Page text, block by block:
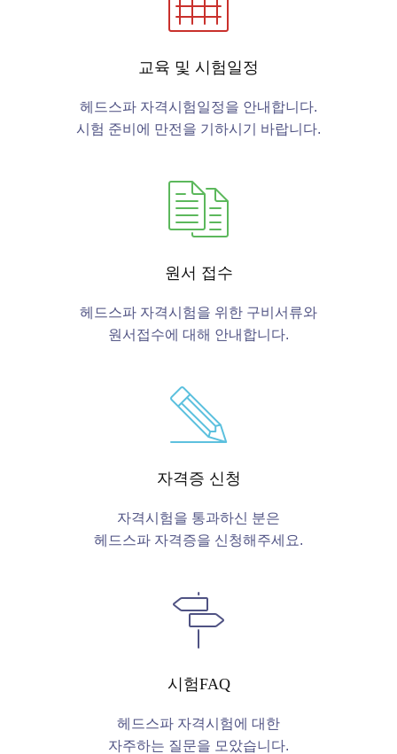
교육 및 시험일정
헤드스파 자격시험일정을 안내합니다.
시험 준비에 만전을 기하시기 바랍니다.
원서 접수
헤드스파 자격시험을 위한 구비서류와
원서접수에 대해 안내합니다.
자격증 신청
자격시험을 통과하신 분은
헤드스파 자격증을 신청해주세요.
시험FAQ
헤드스파 자격시험에 대한
자주하는 질문을 모았습니다.